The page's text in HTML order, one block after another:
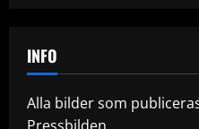
INFO
Alla bilder som